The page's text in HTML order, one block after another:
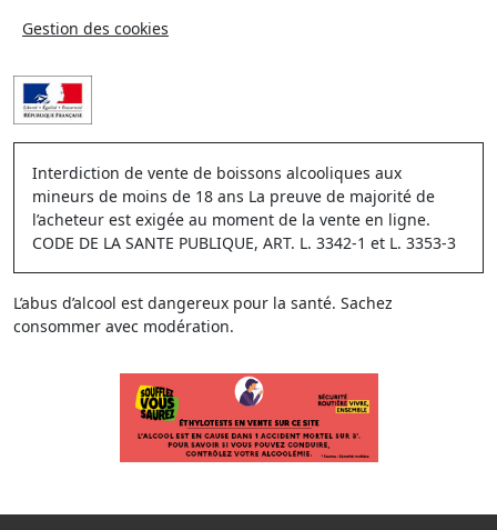
Gestion des cookies
Interdiction de vente de boissons alcooliques aux
mineurs de moins de 18 ans La preuve de majorité de
l’acheteur est exigée au moment de la vente en ligne.
CODE DE LA SANTE PUBLIQUE, ART. L. 3342-1 et L. 3353-3
L’abus d’alcool est dangereux pour la santé. Sachez
consommer avec modération.